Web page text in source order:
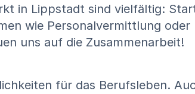
in Lippstadt sind vielfältig:
wie Personalvermittlung oder
uns auf die Zusammenarbeit!
für das Berufsleben.